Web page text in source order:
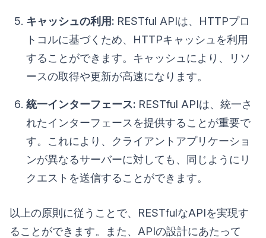
キャッシュの利用: RESTful APIは、HTTPプロ
トコルに基づくため、HTTPキャッシュを利用
することができます。キャッシュにより、リソ
ースの取得や更新が高速になります。
統一インターフェース: RESTful APIは、統一さ
れたインターフェースを提供することが重要で
す。これにより、クライアントアプリケーショ
ンが異なるサーバーに対しても、同じようにリ
クエストを送信することができます。
以上の原則に従うことで、RESTfulなAPIを実現す
ることができます。また、APIの設計にあたって